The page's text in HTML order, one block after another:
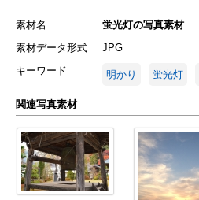
素材名
蛍光灯の写真素材
素材データ形式
JPG
キーワード
明かり 蛍光灯
関連写真素材